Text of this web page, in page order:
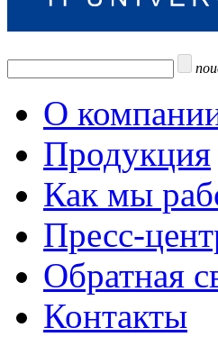
О
Продукция
Как мы
Пресс-
Обратная
Контакты